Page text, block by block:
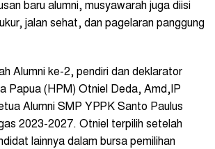
baru alumni, musyawarah juga diisi
jalan sehat, dan pagelaran panggung
Alumni ke-2, pendiri dan deklarator
Papua (HPM) Otniel Deda, Amd,IP
Alumni SMP YPPK Santo Paulus
2023-2027. Otniel terpilih setelah
lainnya dalam bursa pemilihan